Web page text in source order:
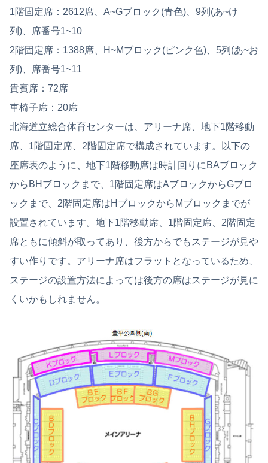
1階固定席：2612席、A~Gブロック(青色)、9列(あ~け
列)、席番号1~10
2階固定席：1388席、H~Mブロック(ピンク色)、5列(あ~お
列)、席番号1~11
貴賓席：72席
車椅子席：20席
北海道立総合体育センターは、アリーナ席、地下1階移動
席、1階固定席、2階固定席で構成されています。以下の
座席表のように、地下1階移動席は時計回りにBAブロック
からBHブロックまで、1階固定席はAブロックからGブロ
ックまで、2階固定席はHブロックからMブロックまでが
設置されています。地下1階移動席、1階固定席、2階固定
席ともに傾斜が取ってあり、後方からでもステージが見や
すい作りです。アリーナ席はフラットとなっているため、
ステージの設置方法によっては後方の席はステージが見に
くいかもしれません。